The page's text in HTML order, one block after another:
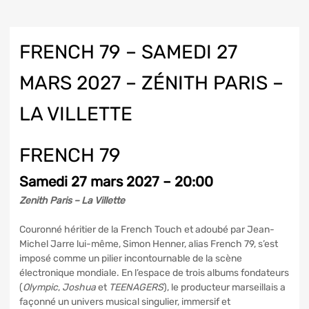
FRENCH 79 – SAMEDI 27
MARS 2027 – ZÉNITH PARIS –
LA VILLETTE
FRENCH 79
Samedi 27 mars 2027 – 20:00
Zenith Paris – La Villette
Couronné héritier de la French Touch et adoubé par Jean-
Michel Jarre lui-même, Simon Henner, alias French 79, s’est
imposé comme un pilier incontournable de la scène
électronique mondiale. En l’espace de trois albums fondateurs
(Olympic, Joshuaet TEENAGERS), le producteur marseillais a
façonné un univers musical singulier, immersif et